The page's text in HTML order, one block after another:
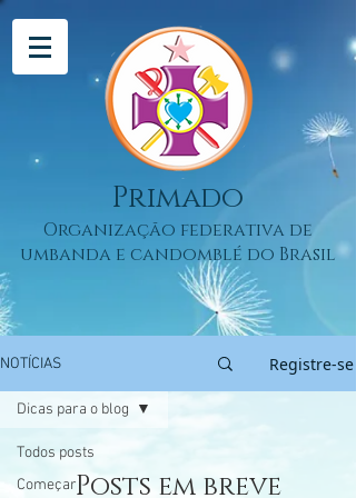
Primado
Organização federativa de
umbanda e candomblé do Brasil
NOTÍCIAS Registre-se
Todos posts
Começar
Dicas para o blog
Posts em breve